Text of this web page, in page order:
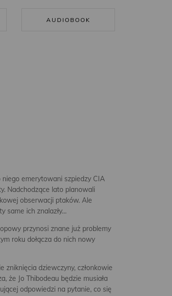
AUDIOBOOK
emerytowani szpiedzy CIA
Nadchodzące lato planowali
obserwacji ptaków. Ale
same ich znalazły…
przynosi znane już problemy
roku dołącza do nich nowy
zniknięcia dziewczyny, członkowie
że Jo Thibodeau będzie musiała
odpowiedzi na pytanie, co się